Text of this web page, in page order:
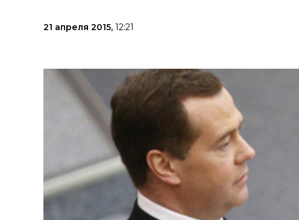
21 апреля 2015, 12:21